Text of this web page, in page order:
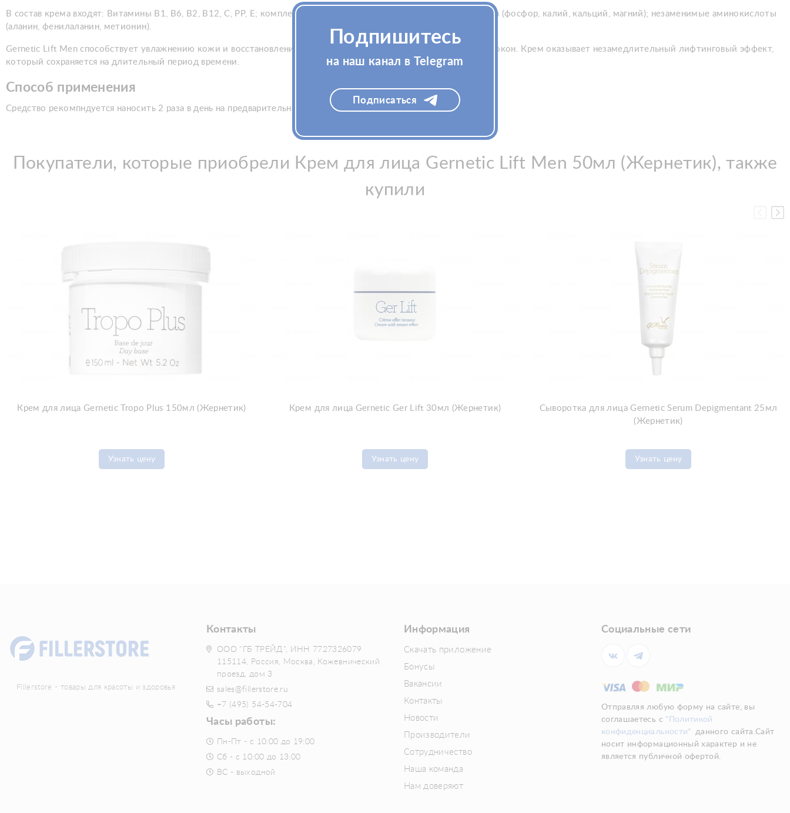
В состав крема входят: Витамины В1, В6, В2, В12, С, РР, Е; комплекс выделенных из водорослей микроэлементов (фосфор, калий, кальций, магний); незаменимые аминокислоты
(аланин, фенилаланин, метионин).
Gernetic Lift Men способствует увлажнению кожи и восстановлению структуры коллагеновых и эластиновых волокон. Крем оказывает незамедлительный лифтинговый эффект,
который сохраняется на длительный период времени.
Способ применения
Средство рекомпндуется наносить 2 раза в день на предварительно очищенную кожу.
Покупатели, которые приобрели Крем для лица Gernetic Lift Men 50мл (Жернетик), также
купили
Крем для лица Gernetic Tropo Plus 150мл (Жернетик)
Узнать цену
Крем для лица Gernetic Ger Lift 30мл (Жернетик)
Узнать цену
Сыворотка для лица Gernetic Serum Depigmentant 25мл
(Жернетик)
Узнать цену
Fillerstore - товары для красоты и здоровья
Контакты
ООО "ГБ ТРЕЙД", ИНН 7727326079
115114, Россия, Москва, Кожевнический
проезд, дом 3
sales@fillerstore.ru
+7 (495) 54-54-704
Часы работы:
Пн-Пт - с 10:00 до 19:00
Сб - с 10:00 до 13:00
ВС - выходной
Информация
Скачать приложение
Бонусы
Вакансии
Контакты
Новости
Производители
Сотрудничество
Наша команда
Нам доверяют
Социальные сети
Отправляя любую форму на сайте, вы
соглашаетесь с "Политикой
конфиденциальности"
данного сайта.Сайт
носит информационный характер и не
является публичной офертой.
Подпишитесь
на наш канал в Telegram
Подписаться